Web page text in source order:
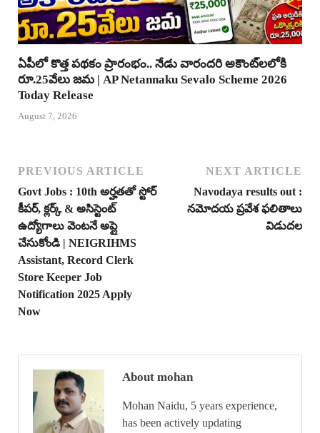
ఏపీలో కొత్త పథకం ప్రారంభం.. నేడు వారందరి అకౌంట్‌లలోకి
రూ.25వేలు జమ | AP Netannaku Sevalo Scheme 2026
Today Release
August 7, 2026
PREVIOUS ARTICLE
Govt Jobs : 10th అర్హతతో స్టోర్
కీపర్, క్లర్క్ & అసిస్టెంట్
ఉద్యోగాలు వెంటనే అప్లై
చేసుకోండి | NEIGRIHMS
Assistant, Record Clerk
Store Keeper Job
Notification 2025 Apply
Now
NEXT ARTICLE
Navodaya results out :
నమోదయ ప్రవేశ ఫలితాలు
విడుదల
About mohan
Mohan Naidu, 5 years experience,
has been actively updating